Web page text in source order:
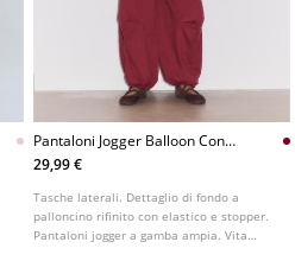
Pantaloni Jogger Balloon Con
Stopper
29,99 €
Tasche laterali. Dettaglio di fondo a
palloncino rifinito con elastico e stopper.
Pantaloni jogger a gamba ampia. Vita